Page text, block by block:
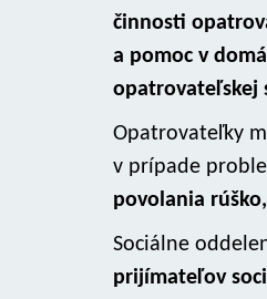
činnosti
a pomoc v
opatrovateľskej
Opatrovateľky
v prípade
povolania
Sociálne
prijímateľov